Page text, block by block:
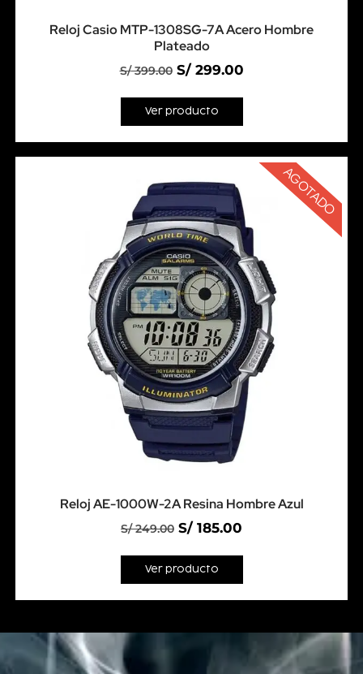
Reloj Casio MTP-1308SG-7A Acero Hombre
Plateado
S/399.00 S/299.00
Ver producto
AGOTADO
Reloj AE-1000W-2A Resina Hombre Azul
S/249.00 S/ 185.00
Ver producto